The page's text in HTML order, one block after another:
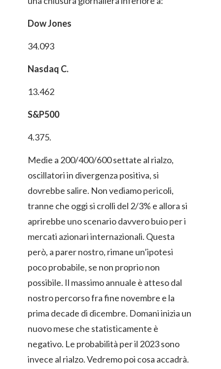
Dow Jones
34.093
Nasdaq C.
13.462
S&P500
4.375.
Medie a 200/400/600 settate al rialzo,
oscillatori in divergenza positiva, si
dovrebbe salire. Non vediamo pericoli,
tranne che oggi si crolli del 2/3% e allora si
aprirebbe uno scenario davvero buio per i
mercati azionari internazionali. Questa
però, a parer nostro, rimane un’ipotesi
poco probabile, se non proprio non
possibile. Il massimo annuale è atteso dal
nostro percorso fra fine novembre e la
prima decade di dicembre. Domani inizia un
nuovo mese che statisticamente è
negativo. Le probabilità per il 2023 sono
invece al rialzo. Vedremo poi cosa accadrà.